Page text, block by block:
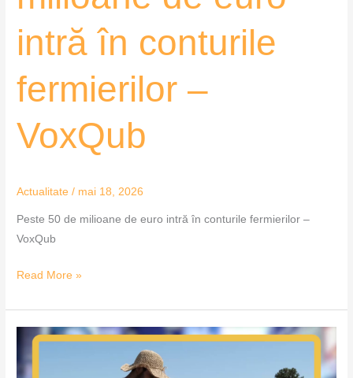
intră în conturile
fermierilor –
VoxQub
Actualitate / mai 18, 2026
Peste 50 de milioane de euro intră în conturile fermierilor –
VoxQub
Read More »
Plan
salvare